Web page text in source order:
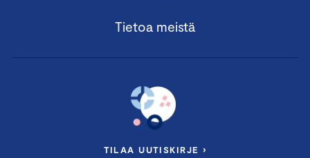
Tietoa meistä
TILAA UUTISKIRJE ›